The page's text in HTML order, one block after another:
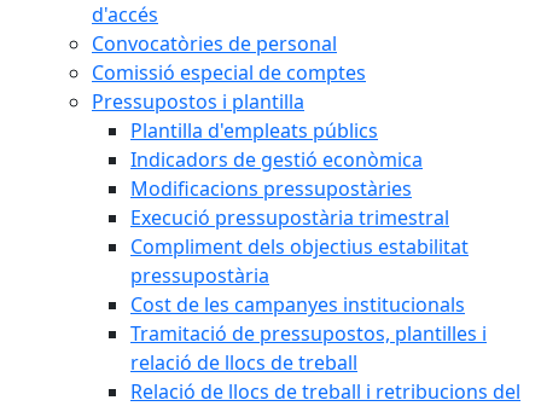
d'accés
Convocatòries de personal
Comissió especial de comptes
Pressupostos i plantilla
Plantilla d'empleats públics
Indicadors de gestió econòmica
Modificacions pressupostàries
Execució pressupostària trimestral
Compliment dels objectius estabilitat
pressupostària
Cost de les campanyes institucionals
Tramitació de pressupostos, plantilles i
relació de llocs de treball
Relació de llocs de treball i retribucions del